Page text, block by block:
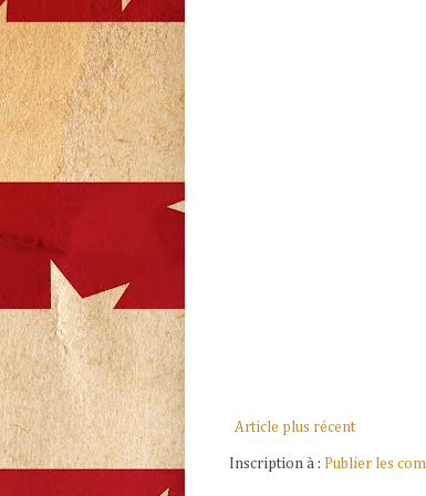
Article plus récent
Inscription à : Publier les